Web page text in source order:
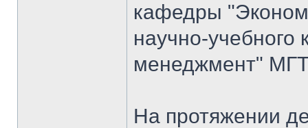
кафедры
научно-
менеджмент"
На протяжении